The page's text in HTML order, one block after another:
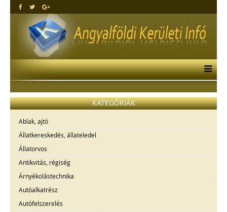
KATEGÓRIÁK
Ablak, ajtó
Állatkereskedés, állateledel
Állatorvos
Antikvitás, régiség
Árnyékolástechnika
Autóalkatrész
Autófelszerelés